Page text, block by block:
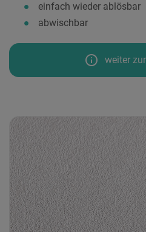
einfach wieder ablösbar
abwischbar
info weiter